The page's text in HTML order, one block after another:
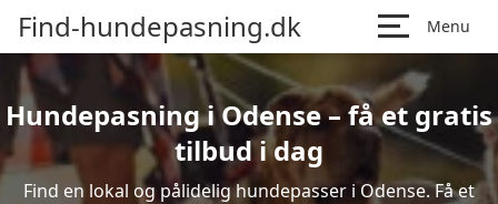
Find-hundepasning.dk Menu
Hundepasning i Odense – få et gratis
tilbud i dag
Find en lokal og pålidelig hundepasser i Odense. Få et